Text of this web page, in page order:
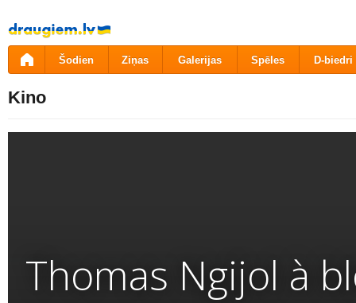
Pāriet
uz
saturu
Šodien Ziņas Galerijas Spēles D-biedri
Kino
Thomas Ngijol à